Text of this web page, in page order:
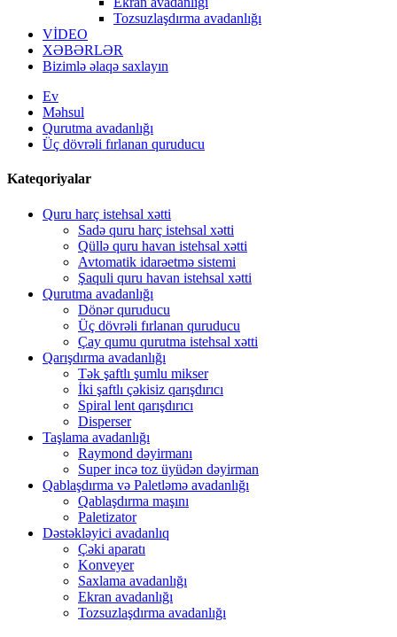
Tozsuzlaşdırma avadanlığı
VİDEO
XƏBƏRLƏR
Bizimlə əlaqə saxlayın
Ev
Məhsul
Qurutma avadanlığı
Üç dövrəli fırlanan quruducu
Kateqoriyalar
Quru harç istehsal xətti
Sadə quru harç istehsal xətti
Qüllə quru havan istehsal xətti
Avtomatik idarəetmə sistemi
Şaquli quru havan istehsal xətti
Qurutma avadanlığı
Dönər quruducu
Üç dövrəli fırlanan quruducu
Çay qumu qurutma istehsal xətti
Qarışdırma avadanlığı
Tək şaftlı şumlu mikser
İki şaftlı çəkisiz qarışdırıcı
Spiral lent qarışdırıcı
Disperser
Taşlama avadanlığı
Raymond dəyirmanı
Super incə toz üyüdən dəyirman
Qablaşdırma və Paletləmə avadanlığı
Qablaşdırma maşını
Paletizator
Dəstəkləyici avadanlıq
Çəki aparatı
Konveyer
Saxlama avadanlığı
Ekran avadanlığı
Tozsuzlaşdırma avadanlığı